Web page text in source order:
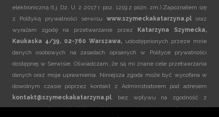
elektroniczną (t.j. Dz. U. z 2017 r. poz. 1219 z późn. zm.).Zapoznałem się
z Polityką prywatności serwisu www.szymeckakatarzyna.pl oraz
wyrażam zgodę na przetwarzanie przez
Katarzyna Szymecka,
Kaukaska 4/39, 02-760 Warszawa, udostępnionych przeze mnie
danych osobowych na zasadach opisanych w
Polityce prywatności
dostępnej w Serwisie. Oświadczam, że są mi znane cele przetwarzania
danych oraz moje uprawnienia. Niniejsza zgoda może być wycofana w
dowolnym czasie poprzez kontakt z Administratorem pod adresem
kontakt@szymeckakatarzyna.pl, bez wpływu na zgodność z
prawem przetwarzania, którego dokonano na podstawie zgody przed jej